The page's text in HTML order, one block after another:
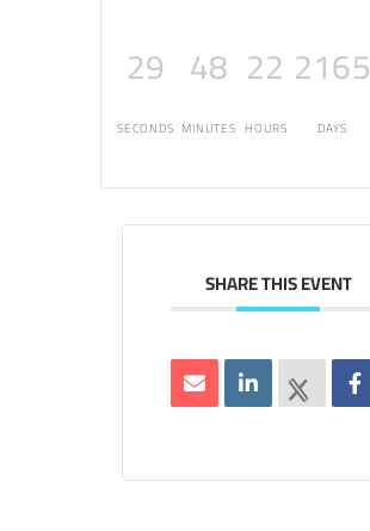
2165
DAYS
22
HOURS
48
MINUTES
29
SECONDS
SHARE THIS EVENT